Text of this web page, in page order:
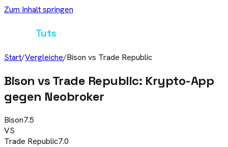
Zum Inhalt springen
Tuts
Start/Vergleiche/Bison vs Trade Republic
Bison vs Trade Republic: Krypto-App
gegen Neobroker
Bison7.5
VS
Trade Republic7.0